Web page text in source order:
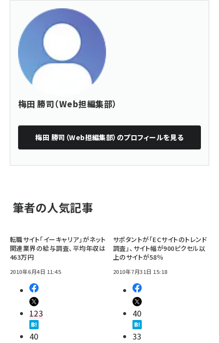
梅田 勝司（Web担編集部）
梅田 勝司（Web担編集部） のプロフィールを見る
筆者の人気記事
転職サイト「イーキャリア」がネット
関連業界の給与調査、平均年収は
463万円
2010年6月4日 11:45
123
40
サポタントが「ECサイトのトレンド
調査」、サイト幅が900ピクセル以
上のサイトが58％
2010年7月31日 15:18
40
33